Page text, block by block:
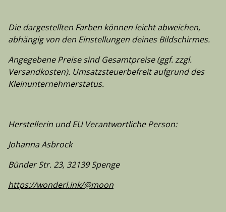
Die dargestellten Farben können leicht abweichen,
abhängig von den Einstellungen deines Bildschirmes.
Angegebene Preise sind Gesamtpreise (ggf. zzgl.
Versandkosten). Umsatzsteuerbefreit aufgrund des
Kleinunternehmerstatus.
Herstellerin und EU Verantwortliche Person:
Johanna Asbrock
Bünder Str. 23, 32139 Spenge
https://wonderl.ink/@moon